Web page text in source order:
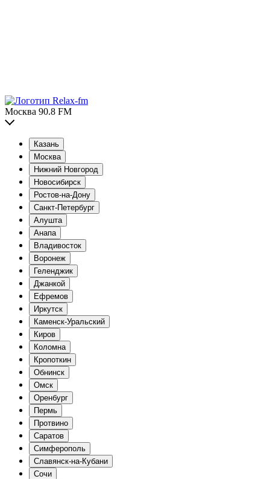
Москва 90.8 FM
Казань
Москва
Нижний Новгород
Новосибирск
Ростов-на-Дону
Санкт-Петербург
Алушта
Анапа
Владивосток
Воронеж
Геленджик
Джанкой
Ефремов
Иркутск
Каменск-Уральский
Киров
Коломна
Кропоткин
Обнинск
Омск
Оренбург
Пермь
Протвино
Саратов
Симферополь
Славянск-на-Кубани
Сочи